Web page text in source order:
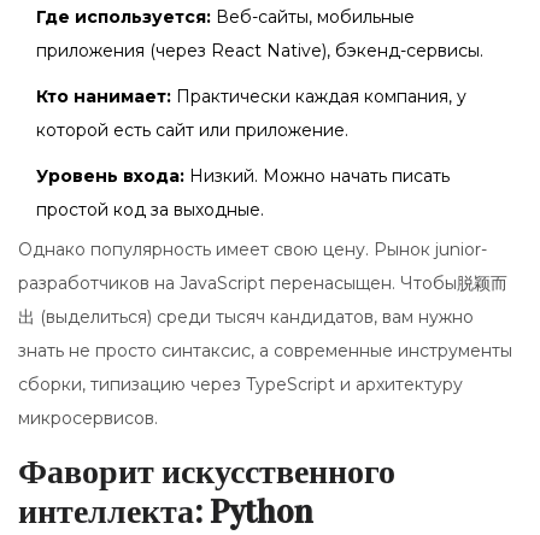
Где используется: Веб-сайты, мобильные
приложения (через React Native), бэкенд-сервисы.
Кто нанимает: Практически каждая компания, у
которой есть сайт или приложение.
Уровень входа: Низкий. Можно начать писать
простой код за выходные.
Однако популярность имеет свою цену. Рынок junior-
разработчиков на JavaScript перенасыщен. Чтобы脱颖而
出 (выделиться) среди тысяч кандидатов, вам нужно
знать не просто синтаксис, а современные инструменты
сборки, типизацию через TypeScript и архитектуру
микросервисов.
Фаворит искусственного
интеллекта: Python